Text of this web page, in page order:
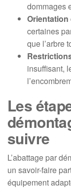
dommages
Orientation
certaines
que l’arbre
insuffisant,
Les
suivre
L’abattage par
un savoir-faire
équipement